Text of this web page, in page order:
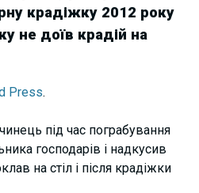
крадіжку 2012 року
не доїв крадій на
Press.
під час пограбування
господарів і надкусив
на стіл і після крадіжки